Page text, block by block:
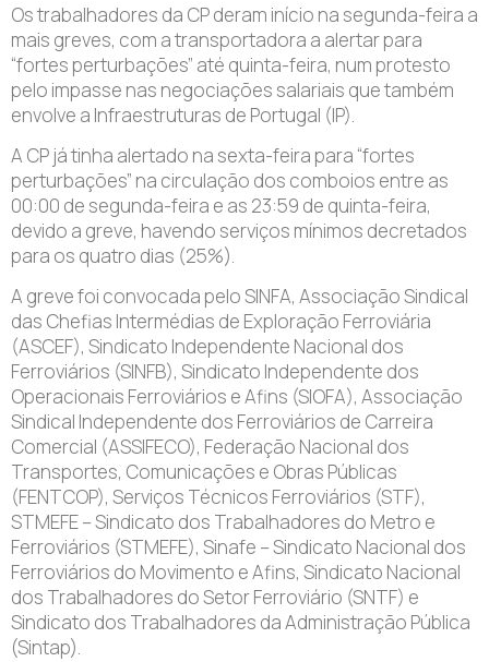
Os trabalhadores da CP deram início na segunda-feira a
mais greves, com a transportadora a alertar para
“fortes perturbações” até quinta-feira, num protesto
pelo impasse nas negociações salariais que também
envolve a Infraestruturas de Portugal (IP).
A CP já tinha alertado na sexta-feira para “fortes
perturbações” na circulação dos comboios entre as
00:00 de segunda-feira e as 23:59 de quinta-feira,
devido a greve, havendo serviços mínimos decretados
para os quatro dias (25%).
A greve foi convocada pelo SINFA, Associação Sindical
das Chefias Intermédias de Exploração Ferroviária
(ASCEF), Sindicato Independente Nacional dos
Ferroviários (SINFB), Sindicato Independente dos
Operacionais Ferroviários e Afins (SIOFA), Associação
Sindical Independente dos Ferroviários de Carreira
Comercial (ASSIFECO), Federação Nacional dos
Transportes, Comunicações e Obras Públicas
(FENTCOP), Serviços Técnicos Ferroviários (STF),
STMEFE – Sindicato dos Trabalhadores do Metro e
Ferroviários (STMEFE), Sinafe – Sindicato Nacional dos
Ferroviários do Movimento e Afins, Sindicato Nacional
dos Trabalhadores do Setor Ferroviário (SNTF) e
Sindicato dos Trabalhadores da Administração Pública
(Sintap).